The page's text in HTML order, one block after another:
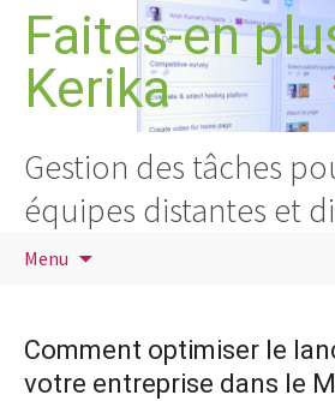
Aller
contenu
Faites-en
Kerika
Gestion des tâches
équipes distantes et
Menu
Comment optimiser le
votre entreprise dans le